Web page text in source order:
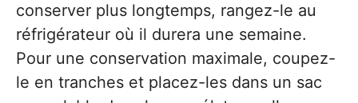
conserver plus longtemps, rangez-le au
réfrigérateur où il durera une semaine.
Pour une conservation maximale, coupez-
le en tranches et placez-les dans un sac